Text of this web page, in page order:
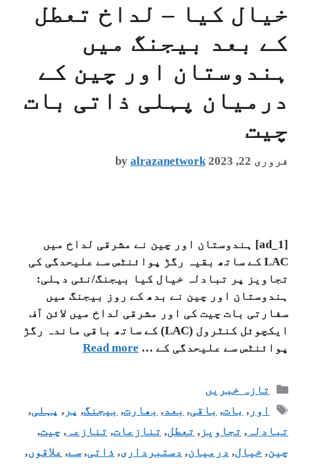
خیال کیا – لداخ تعطل
کے بعد بیجنگ میں
ہندوستان اور چین کے
درمیان پہلی ذاتی بات
چیت
فروری 22, 2023 by alrazanetwork
[ad_1] ہندوستان اور چین نے مشرقی لداخ میں
LAC کے ساتھ بقیہ رگڑ پوائنٹس سے علیحدگی کی
تجاویز پر تبادلہ خیال کیا بیجنگ/نئی دہلی:
ہندوستان اور چین نے بدھ کے روز بیجنگ میں
سفارتی بات چیت کی اور مشرقی لداخ میں لائن آف
ایکچوئل کنٹرول (LAC) کے ساتھ باقی ماندہ رگڑ
پوائنٹس سے علیحدگی کے … Read more
تازہ خبریں
اور, بات, باقی, بعد, بھارت, بیجنگ, پر, پہلی,
تبادلہ , تجاویز , تعطل, تنازعات, تنازعہ , چیت,
چین, خیال, درمیان, دستبرداری, ذاتی, سے, علاقوں,